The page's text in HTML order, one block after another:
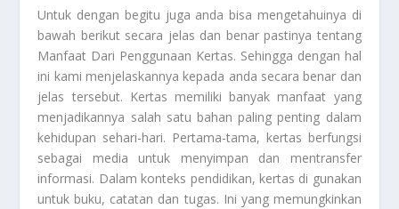
Untuk dengan begitu juga anda bisa mengetahuinya di
bawah berikut secara jelas dan benar pastinya tentang
Manfaat Dari Penggunaan Kertas. Sehingga dengan hal
ini kami menjelaskannya kepada anda secara benar dan
jelas tersebut. Kertas memiliki banyak manfaat yang
menjadikannya salah satu bahan paling penting dalam
kehidupan sehari-hari. Pertama-tama, kertas berfungsi
sebagai media untuk menyimpan dan mentransfer
informasi. Dalam konteks pendidikan, kertas di gunakan
untuk buku, catatan dan tugas. Ini yang memungkinkan